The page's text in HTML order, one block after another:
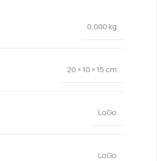
0,000 kg
20 × 10 × 15 cm
LoGo
LoGo